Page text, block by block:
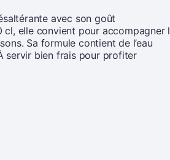
avec son goût
elle convient pour accompagner
Sa formule contient de l’eau
servir bien frais pour profiter